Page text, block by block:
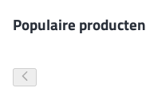
Populaire producten